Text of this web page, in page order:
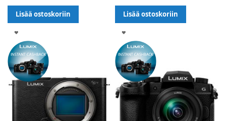
Lisää ostoskoriin
TOIVELISTALLE
Lisää ostoskoriin
TOIVELISTALLE